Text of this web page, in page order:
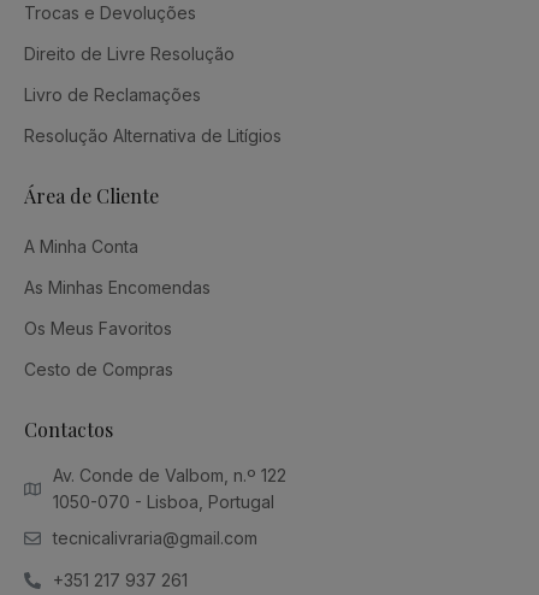
Trocas e Devoluções
Direito de Livre Resolução
Livro de Reclamações
Resolução Alternativa de Litígios
Área de Cliente
A Minha Conta
As Minhas Encomendas
Os Meus Favoritos
Cesto de Compras
Contactos
Av. Conde de Valbom, n.º 122
1050-070 - Lisboa, Portugal
tecnicalivraria@gmail.com
+351 217 937 261